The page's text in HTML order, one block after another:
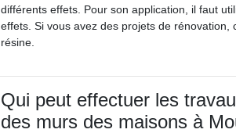
différents effets. Pour son application, il faut
effets. Si vous avez des projets de rénovation,
résine.
Qui peut effectuer les
des murs des maisons à